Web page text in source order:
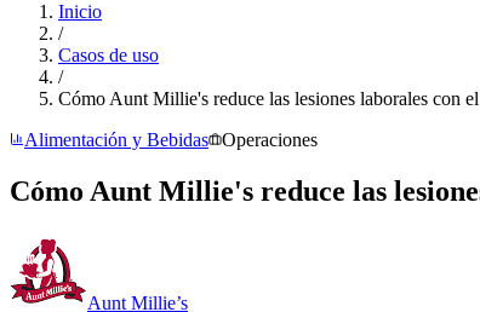
Inicio
/
Casos de uso
/
Cómo Aunt Millie's reduce las lesiones laborales con
Alimentación y Bebidas
Operaciones
Cómo Aunt Millie's reduce las
Aunt Millie’s